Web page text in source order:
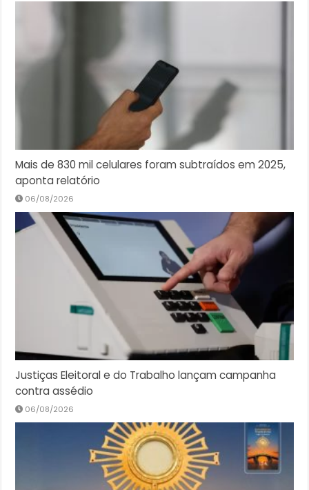
Mais de 830 mil celulares foram subtraídos em 2025,
aponta relatório
06/08/2026
Justiças Eleitoral e do Trabalho lançam campanha
contra assédio
06/08/2026